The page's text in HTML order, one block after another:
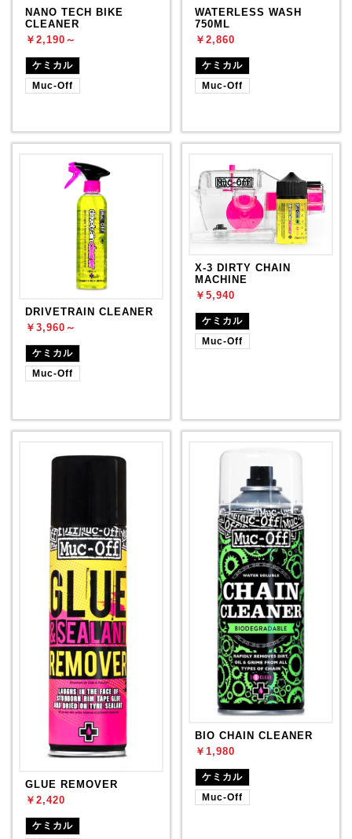
NANO TECH BIKE
CLEANER
￥2,190～
ケミカル
Muc-Off
WATERLESS WASH
750ML
￥2,860
ケミカル
Muc-Off
DRIVETRAIN CLEANER
￥3,960～
ケミカル
Muc-Off
X-3 DIRTY CHAIN
MACHINE
￥5,940
ケミカル
Muc-Off
GLUE REMOVER
￥2,420
ケミカル
BIO CHAIN CLEANER
￥1,980
ケミカル
Muc-Off